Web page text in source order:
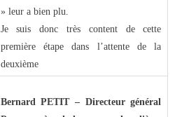
» leur a bien plu.
Je suis donc très content de cette
première étape dans l’attente de la
deuxième
Bernard PETIT – Directeur général